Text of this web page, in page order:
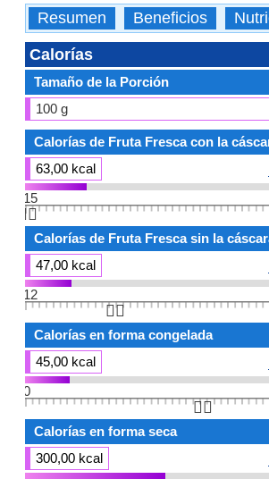
Resumen Beneficios
Calorías
Tamaño de la Porción
100 g
Calorías de Fruta Fresca con la
63,00 kcal
15
👆🏻
Calorías de Fruta Fresca sin la
47,00 kcal
12
👆🏻
Calorías en forma congelada
45,00 kcal
0
👆🏻
Calorías en forma seca
300,00 kcal